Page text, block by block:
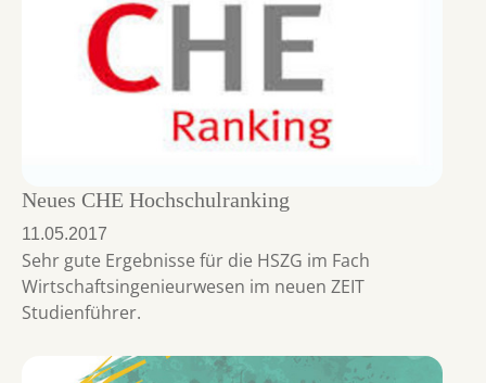
Neues CHE Hochschulranking
11.05.2017
Sehr gute Ergebnisse für die HSZG im Fach
Wirtschaftsingenieurwesen im neuen ZEIT
Studienführer.